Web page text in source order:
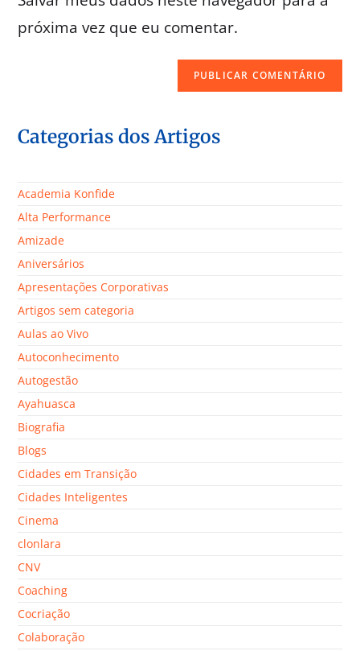
próxima vez que eu comentar.
Categorias dos Artigos
Academia Konfide
Alta Performance
Amizade
Aniversários
Apresentações Corporativas
Artigos sem categoria
Aulas ao Vivo
Autoconhecimento
Autogestão
Ayahuasca
Biografia
Blogs
Cidades em Transição
Cidades Inteligentes
Cinema
clonlara
CNV
Coaching
Cocriação
Colaboração